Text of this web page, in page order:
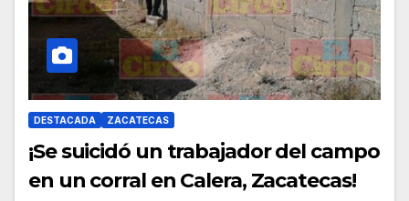
DESTACADA ZACATECAS
¡Se suicidó un trabajador del campo
en un corral en Calera, Zacatecas!‏